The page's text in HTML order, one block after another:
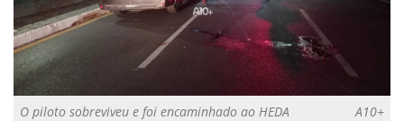
O piloto sobreviveu e foi encaminhado ao HEDA A10+